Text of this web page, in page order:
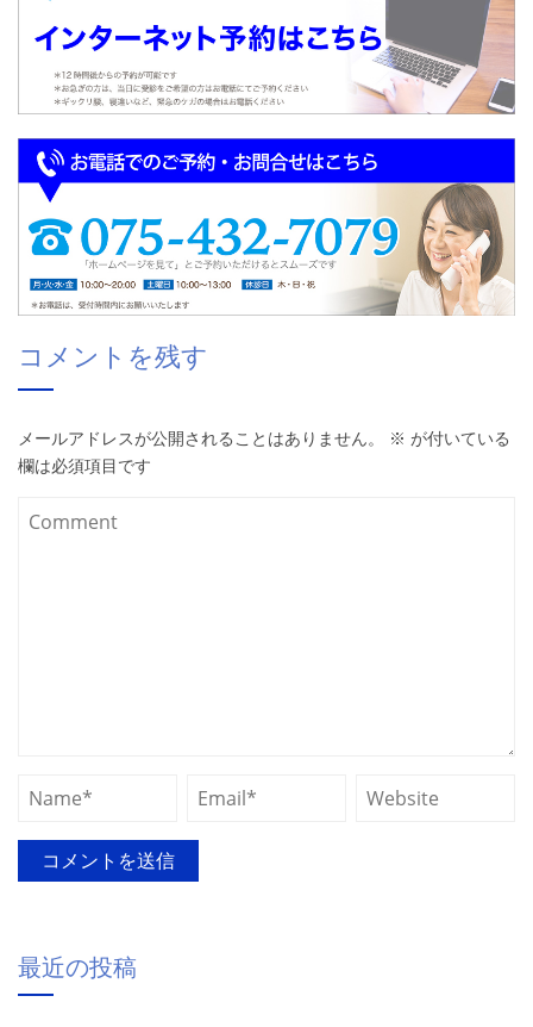
コメントを残す
メールアドレスが公開されることはありません。 ※ が付いている
欄は必須項目です
最近の投稿